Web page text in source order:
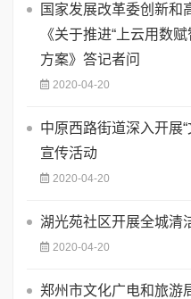
国家发展改革委创新和
《关于推进“上云用数
方案》答记者问
2020-04-20
中原西路街道深入开展
宣传活动
2020-04-20
湖光苑社区开展全城清
2020-04-20
郑州市文化广电和旅游